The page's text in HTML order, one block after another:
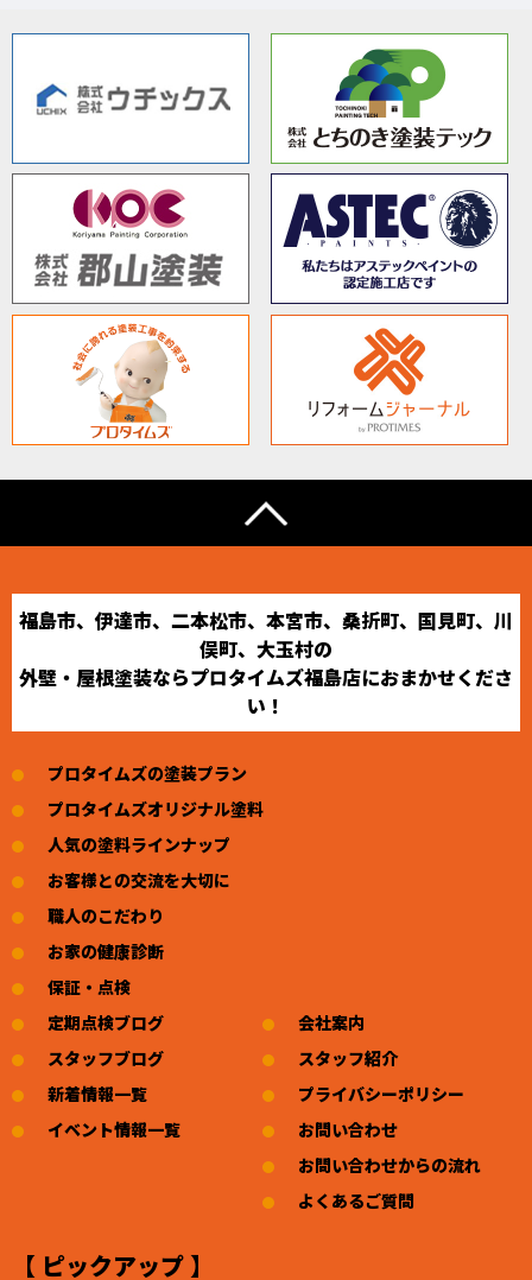
福島市、伊達市、二本松市、本宮市、桑折町、国見町、川
俣町、大玉村の
外壁・屋根塗装ならプロタイムズ福島店におまかせくださ
い！
プロタイムズの塗装プラン
プロタイムズオリジナル塗料
人気の塗料ラインナップ
お客様との交流を大切に
職人のこだわり
お家の健康診断
保証・点検
定期点検ブログ
スタッフブログ
新着情報一覧
イベント情報一覧
会社案内
スタッフ紹介
プライバシーポリシー
お問い合わせ
お問い合わせからの流れ
よくあるご質問
【 ピックアップ 】